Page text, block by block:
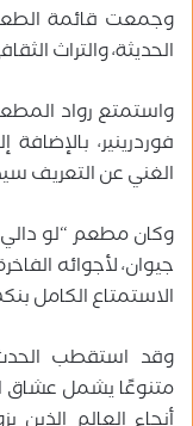
وجمعت قائمة
الحديثة، والتراث
واستمتع رواد
فوردرينير،
الغني عن التعريف
جيوان، لأجوائه
الاستمتاع الكامل
وقد استقطب
متنوعًا يشمل عشاق